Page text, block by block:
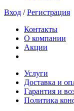
Вход /Регистрация
Контакты
О компании
Акции
Услуги
Доставка и
Гарантия и
Политика